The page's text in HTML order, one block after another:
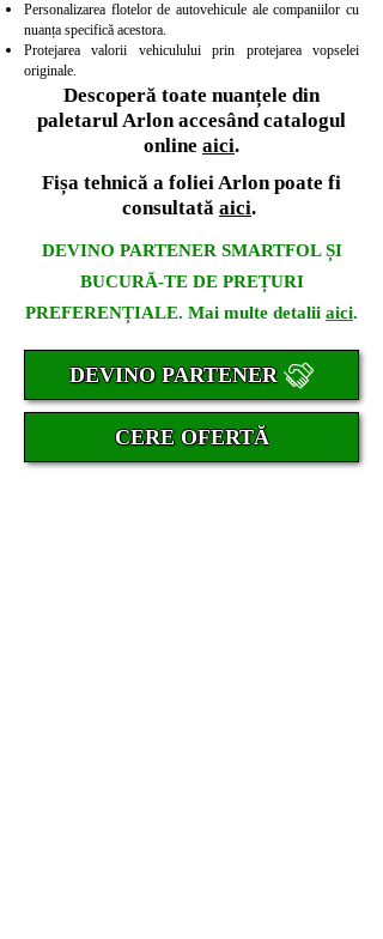
Personalizarea flotelor de autovehicule ale companiilor cu
nuanța specifică acestora.
Protejarea valorii vehiculului prin protejarea vopselei
originale.
Descoperă toate nuanțele din
paletarul Arlon accesând catalogul
online aici.
Fișa tehnică a foliei Arlon poate fi
consultată aici.
DEVINO PARTENER SMARTFOL ȘI
BUCURĂ-TE DE PREȚURI
PREFERENȚIALE. Mai multe detalii aici.
DEVINO PARTENER
CERE OFERTĂ